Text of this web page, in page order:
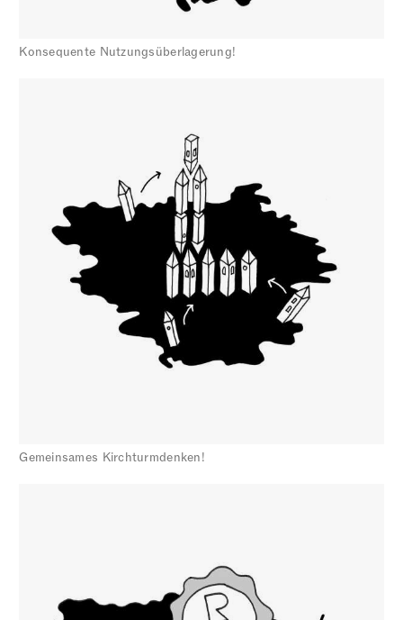
Konsequente Nutzungsüberlagerung!
Gemeinsames Kirchturmdenken!